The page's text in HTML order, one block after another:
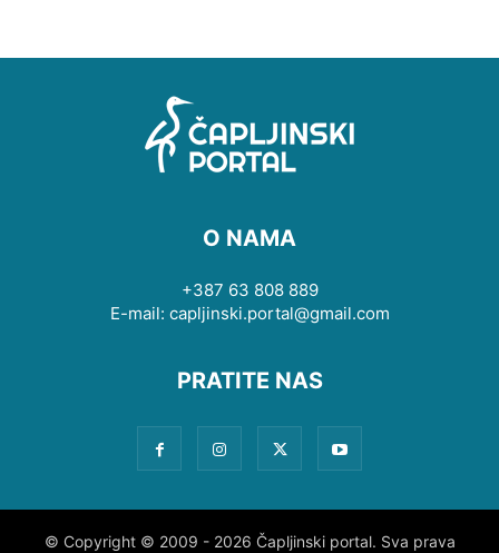
O NAMA
+387 63 808 889
E-mail: capljinski.portal@gmail.com
PRATITE NAS
© Copyright © 2009 - 2026 Čapljinski portal. Sva prava